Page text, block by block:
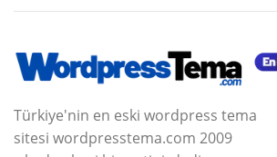
Türkiye'nin en eski wordpress tema
sitesi wordpresstema.com 2009